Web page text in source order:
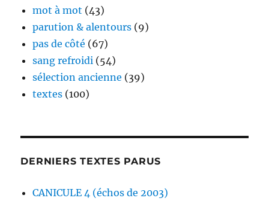
mot à mot (43)
parution & alentours (9)
pas de côté (67)
sang refroidi (54)
sélection ancienne (39)
textes (100)
DERNIERS TEXTES PARUS
CANICULE 4 (échos de 2003)